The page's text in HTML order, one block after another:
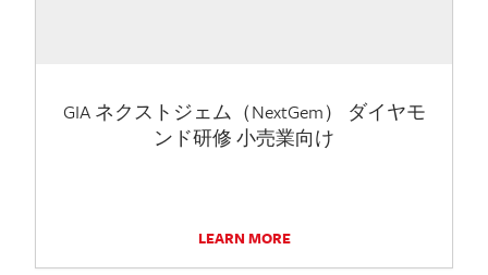
GIA ネクストジェム（NextGem） ダイヤモ
ンド研修 小売業向け
LEARN MORE